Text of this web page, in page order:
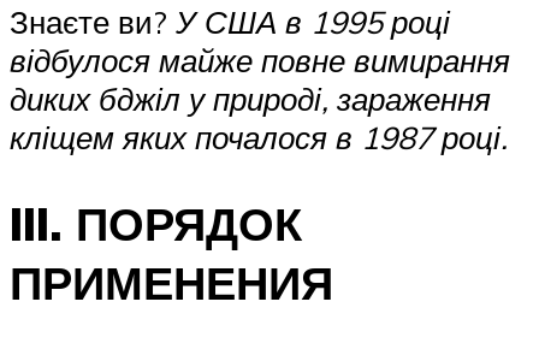
Знаєте ви? У США в 1995 році
відбулося майже повне вимирання
диких бджіл у природі, зараження
кліщем яких почалося в 1987 році.
III. ПОРЯДОК
ПРИМЕНЕНИЯ